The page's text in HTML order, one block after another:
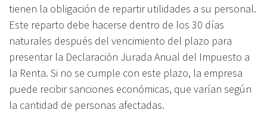
tienen la obligación de repartir utilidades a su personal.
Este reparto debe hacerse dentro de los 30 días
naturales después del vencimiento del plazo para
presentar la Declaración Jurada Anual del Impuesto a
la Renta. Si no se cumple con este plazo, la empresa
puede recibir sanciones económicas, que varían según
la cantidad de personas afectadas.